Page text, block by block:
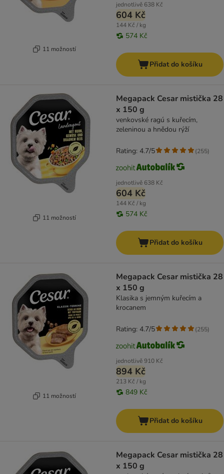
11 možností
jednotlivě 638 Kč
604 Kč
144 Kč / kg
574 Kč
Přidat do košíku
11 možností
Megapack Cesar mistička 28
x 150 g
venkovské ragú s kuřecím,
zeleninou a hnědou rýží
jednotlivě 638 Kč
604 Kč
144 Kč / kg
574 Kč
Rating: 4.7/5 (255)
Přidat do košíku
11 možností
Megapack Cesar mistička 28
x 150 g
Klasika s jemným kuřecím a
krocanem
jednotlivě910 Kč
894 Kč
213 Kč / kg
849 Kč
Rating: 4.7/5 (255)
Přidat do košíku
Megapack Cesar mistička 28
x 150 g